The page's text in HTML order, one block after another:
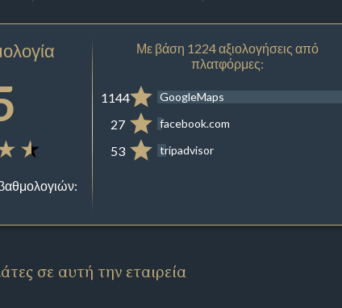
Με βάση 1224 αξιολογήσεις από
πλατφόρμες:
1144 GoogleMaps
27 facebook.com
53 tripadvisor
σε αυτή την εταιρεία